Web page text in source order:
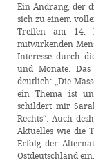
Ein Andrang, der
sich zu einem
Treffen am 14.
mitwirkenden
Interesse durch
und Monate.
deutlich: „Die
ein Thema ist
schildert mir
Rechts“. Auch
Aktuelles wie die
Erfolg der
Ostdeutschland ein.